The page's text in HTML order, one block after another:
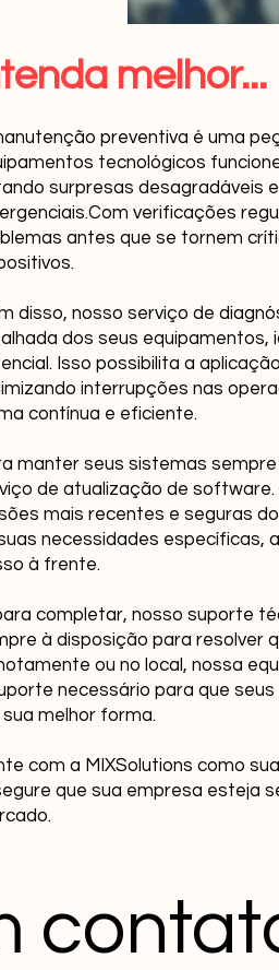
melhor...
preventiva é uma
tecnológicos
surpresas desagradáveis
verificações
antes que se tornem
disso, nosso serviço de
dos seus equipamentos,
Isso possibilita a
interrupções nas
contínua e eficiente.
manter seus sistemas
de atualização de
mais recentes e seguras
necessidades específicas,
à frente.
completar, nosso suporte
à disposição para resolver
ou no local, nossa
necessário para que
sua melhor forma.
com a MIXSolutions como
que sua empresa esteja